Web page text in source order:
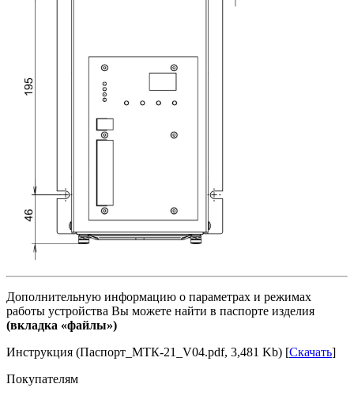
Дополнительную информацию о параметрах и режимах
работы устройства Вы можете найти в паспорте изделия
(вкладка «файлы»)
Инструкция (Паспорт_МТК-21_V04.pdf, 3,481 Kb) [Скачать]
Покупателям